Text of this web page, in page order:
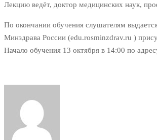
Лекцию ведёт, доктор медицинских наук,
По окончании обучения слушателям
Минздрава России (edu.rosminzdrav.ru )
Начало обучения 13 октября в 14:00 по